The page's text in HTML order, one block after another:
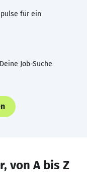
für ein
Job-Suche
von A bis Z